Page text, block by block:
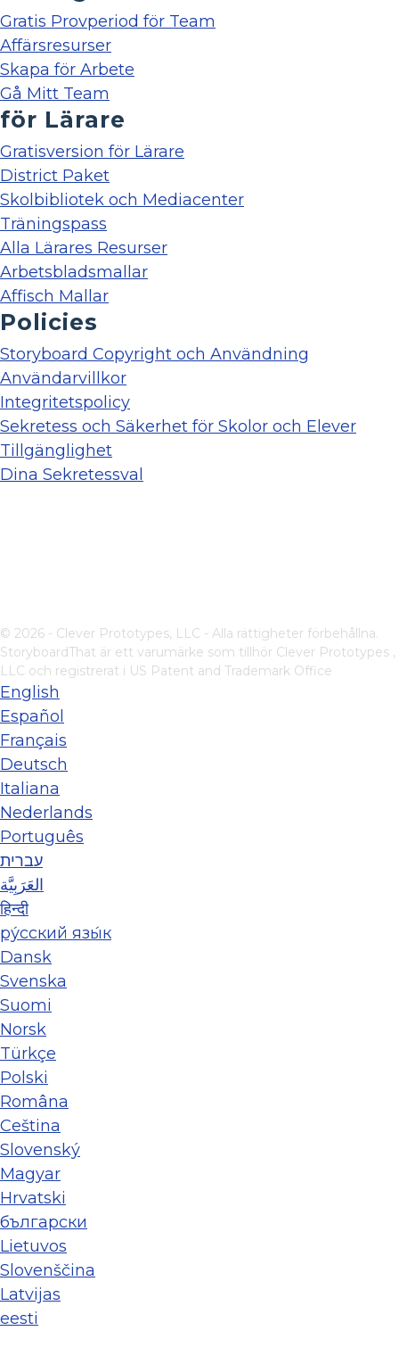
Gratis Provperiod för Team
Affärsresurser
Skapa för Arbete
Gå Mitt Team
för Lärare
Gratisversion för Lärare
District Paket
Skolbibliotek och Mediacenter
Träningspass
Alla Lärares Resurser
Arbetsbladsmallar
Affisch Mallar
Policies
Storyboard Copyright och Användning
Användarvillkor
Integritetspolicy
Sekretess och Säkerhet för Skolor och Elever
Tillgänglighet
Dina Sekretessval
© 2026 - Clever Prototypes, LLC - Alla rättigheter förbehållna.
StoryboardThat är ett varumärke som tillhör Clever Prototypes ,
LLC och registrerat i US Patent and Trademark Office
English
Español
Français
Deutsch
Italiana
Nederlands
Português
עברית
العَرَبِيَّة
हिन्दी
ру́сский язы́к
Dansk
Svenska
Suomi
Norsk
Türkçe
Polski
Româna
Ceština
Slovenský
Magyar
Hrvatski
български
Lietuvos
Slovenščina
Latvijas
eesti